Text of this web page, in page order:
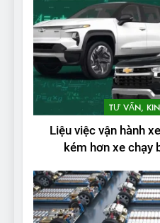
TƯ VẤN,
Liệu việc vận hành
kém hơn xe chạy
2
Test
bố từ
THỬ
3
Thử
của